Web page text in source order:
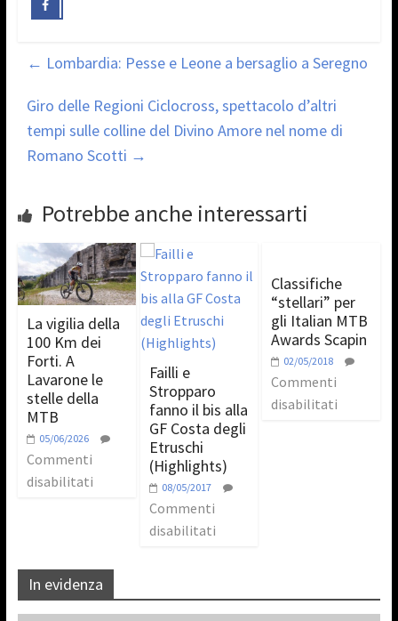
← Lombardia: Pesse e Leone a bersaglio a Seregno
Giro delle Regioni Ciclocross, spettacolo d’altri
tempi sulle colline del Divino Amore nel nome di
Romano Scotti →
Potrebbe anche interessarti
La vigilia della
100 Km dei
Forti. A
Lavarone le
stelle della
MTB
05/06/2026
Commenti
disabilitati
Failli e
Stropparo
fanno il bis alla
GF Costa degli
Etruschi
(Highlights)
08/05/2017
Commenti
disabilitati
Classifiche
“stellari” per
gli Italian MTB
Awards Scapin
02/05/2018
Commenti
disabilitati
In evidenza